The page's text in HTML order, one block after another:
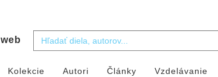
web
Kolekcie Autori Články Vzdelávanie